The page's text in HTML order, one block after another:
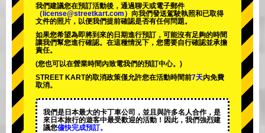
我們建議您在預訂活動後，通過聊天或電子郵件
（ license@streetkart.com ）向我們發送駕駛執照和已取得
文件的照片，以便我們提前確認是否有任何問題。
如果您希望為即將到來的日期進行預訂，可能沒有足夠的時間
讓我們幫您進行確認。在這種情況下，您需要自行確認並承擔
責任。
(您也可以在營業時間內致電我們的預訂中心。)
STREET KART的取消政策僅允許您在活動時間前7天內免費
取消。
我們是日本最大的卡丁車公司，並且與許多名人合作，是
來日本旅行的遊客中最受歡迎的活動 ！因此，我們強烈建
議您儘快完成預訂。